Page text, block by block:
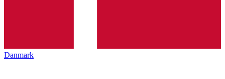
Danmark